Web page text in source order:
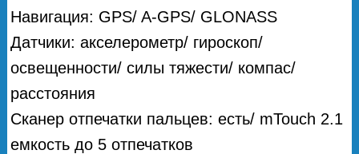
Навигация: GPS/ A-GPS/ GLONASS
Датчики: акселерометр/ гироскоп/
освещенности/ силы тяжести/ компас/
расстояния
Сканер отпечатки пальцев: есть/ mTouch 2.1
емкость до 5 отпечатков